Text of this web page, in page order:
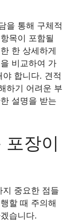
을 통해 구체적
목이 포함될
한 상세하게
비교하여 가
합니다. 견적
하기 어려운 부
설명을 받는
장이
중요한 점들
할 때 주의해
습니다.